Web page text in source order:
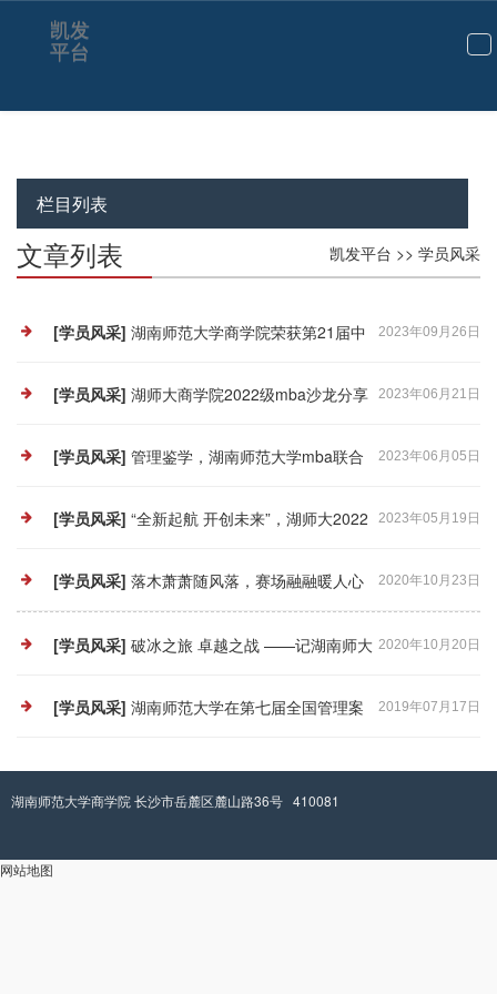
学员风采-凯发平台
切
航
凯发
平台
栏目列表
凯发平台 >> 学员风采
文章列表
2023年09月26日
[学员风采] 湖南师范大学商学院荣获第21届中
国mba发展论坛多个奖项 2023年06月21日
[学员风采] 湖师大商学院2022级mba沙龙分享
会圆满举办 2023年06月05日
[学员风采] 管理鉴学，湖南师范大学mba联合
会参访常德武陵酒厂 2023年05月19日
[学员风采] “全新起航 开创未来”，湖师大2022
级mba素质拓展训练圆满举办 2020年10月23日
[学员风采] 落木萧萧随风落，赛场融融暖人心
——记湖南师范大学第一届mba案例大赛 2020年10月20日
[学员风采] 破冰之旅 卓越之战 ——记湖南师大
商学院2020级mba素质拓展训练 2019年07月17日
[学员风采] 湖南师范大学在第七届全国管理案
例精英赛（华南区）中荣获季军
湖南师范大学商学院 长沙市岳麓区麓山路36号 410081
网站地图